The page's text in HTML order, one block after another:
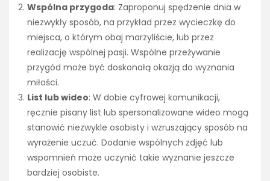
Wspólna przygoda: Zaproponuj spędzenie dnia w
niezwykły sposób, na przykład przez wycieczkę do
miejsca, o którym obaj marzyliście, lub przez
realizację wspólnej pasji. Wspólne przeżywanie
przygód może być doskonałą okazją do wyznania
miłości.
List lub wideo: W dobie cyfrowej komunikacji,
ręcznie pisany list lub spersonalizowane wideo mogą
stanowić niezwykle osobisty i wzruszający sposób na
wyrażenie uczuć. Dodanie wspólnych zdjęć lub
wspomnień może uczynić takie wyznanie jeszcze
bardziej osobiste.